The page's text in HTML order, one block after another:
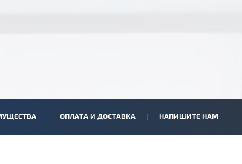
ОПЛАТА И ДОСТАВКА НАПИШИТЕ НАМ